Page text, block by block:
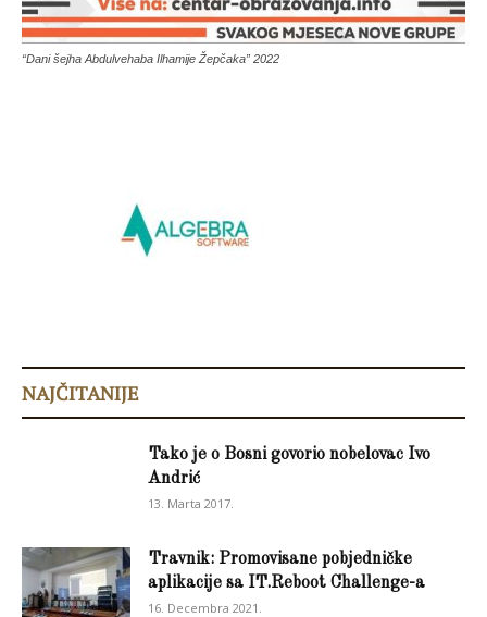
“Dani šejha Abdulvehaba Ilhamije Žepčaka” 2022
NAJČITANIJE
Tako je o Bosni govorio nobelovac Ivo
Andrić
13. Marta 2017.
Travnik: Promovisane pobjedničke
aplikacije sa IT.Reboot Challenge-a
16. Decembra 2021.